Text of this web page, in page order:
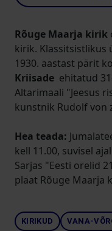
Rõuge Maarja kirik
kirik. Klassitsistlikus
1930. aastast pärit
Kriisade ehitatud
Altarimaali "Jeesus
kunstnik Rudolf von
Hea teada:
kell 11.00, suvisel
Sarjas "Eesti orelid
plaat Rõuge Maarja
KIRIKUD VANA-